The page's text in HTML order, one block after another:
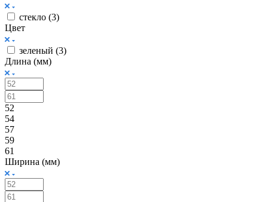
стекло (3)
Цвет
зеленый (3)
Длина (мм)
52
54
57
59
61
Ширина (мм)